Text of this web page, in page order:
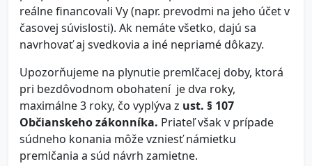
reálne financovali Vy (napr. prevodmi na jeho účet v
časovej súvislosti). Ak nemáte všetko, dajú sa
navrhovať aj svedkovia a iné nepriamé dôkazy.
Upozorňujeme na plynutie premlčacej doby, ktorá
pri bezdôvodnom obohatení je dva roky,
maximálne 3 roky, čo vyplýva z ust. § 107
Občianskeho zákonníka. Priateľ však v prípade
súdneho konania môže vzniesť námietku
premlčania a súd návrh zamietne.